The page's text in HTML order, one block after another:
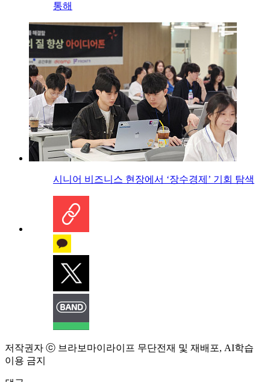
통해
시니어 비즈니스 현장에서 ‘장수경제’ 기회 탐색
저작권자 ⓒ 브라보마이라이프 무단전재 및 재배포, AI학습
이용 금지